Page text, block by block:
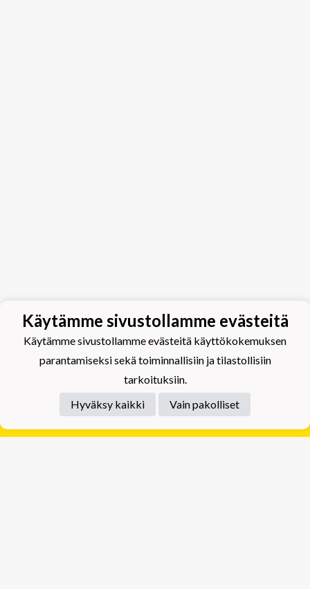
Tietosuojaseloste
Käytämme sivustollamme evästeitä
Käytämme sivustollamme evästeitä käyttökokemuksen
parantamiseksi sekä toiminnallisiin ja tilastollisiin
tarkoituksiin.
Hyväksy kaikki
Vain pakolliset